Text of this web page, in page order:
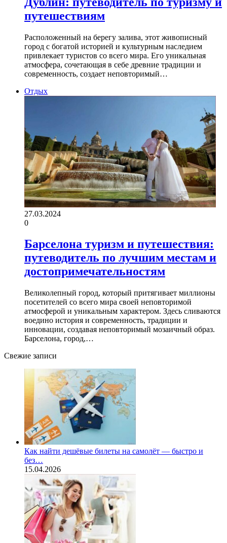
путешествиям
Расположенный на берегу залива, этот живописный
город с богатой историей и культурным наследием
привлекает туристов со всего мира. Его уникальная
атмосфера, сочетающая в себе древние традиции и
современность, создает неповторимый…
Отдых
27.03.2024
0
Барселона туризм и путешествия:
путеводитель по лучшим местам и
достопримечательностям
Великолепный город, который притягивает миллионы
посетителей со всего мира своей неповторимой
атмосферой и уникальным характером. Здесь сливаются
воедино история и современность, традиции и
инновации, создавая неповторимый мозаичный образ.
Барселона, город,…
Свежие записи
Как найти дешёвые билеты на самолёт — быстро и
без…
15.04.2026